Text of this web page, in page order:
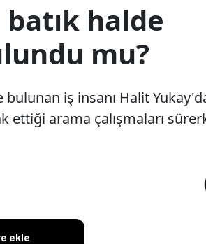
halde
mu?
bulunan iş insanı Halit
ettiği arama çalışmaları
ekle